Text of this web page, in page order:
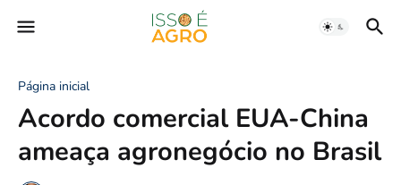
Página inicial
Acordo comercial EUA-China
ameaça agronegócio no Brasil